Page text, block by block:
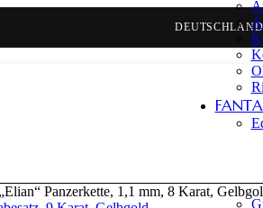
BELGIEN &
Panzerkette, 1,1 mm, 8 Karat,